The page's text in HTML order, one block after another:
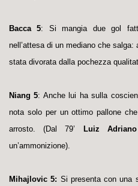
Bacca 5: Si mangia due gol
nell’attesa di un mediano che
stata divorata dalla pochezza
Niang 5: Anche lui ha sulla
nota solo per un ottimo pallone
arrosto. (Dal 79’
Luiz
un’ammonizione).
Mihajlovic 5: Si presenta con una